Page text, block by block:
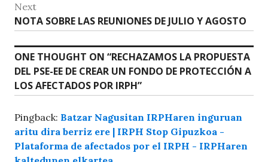
k
entradas
Next
Next
post:
NOTA SOBRE LAS REUNIONES DE JULIO Y AGOSTO
ONE THOUGHT ON “RECHAZAMOS LA PROPUESTA
DEL PSE-EE DE CREAR UN FONDO DE PROTECCIÓN A
LOS AFECTADOS POR IRPH”
Pingback: Batzar Nagusitan IRPHaren inguruan
aritu dira berriz ere | IRPH Stop Gipuzkoa -
Plataforma de afectados por el IRPH - IRPHaren